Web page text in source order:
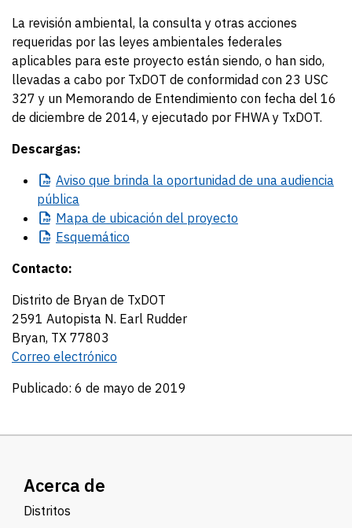
La revisión ambiental, la consulta y otras acciones
requeridas por las leyes ambientales federales
aplicables para este proyecto están siendo, o han sido,
llevadas a cabo por TxDOT de conformidad con 23 USC
327 y un Memorando de Entendimiento con fecha del 16
de diciembre de 2014, y ejecutado por FHWA y TxDOT.
Descargas:
Aviso que brinda la oportunidad de una audiencia
pública
Mapa de ubicación del proyecto
Esquemático
Contacto:
Distrito de Bryan de TxDOT
2591 Autopista N. Earl Rudder
Bryan, TX 77803
Correo electrónico
Publicado: 6 de mayo de 2019
Acerca de
Distritos